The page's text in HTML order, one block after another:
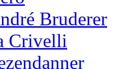
Bruderer
Crivelli